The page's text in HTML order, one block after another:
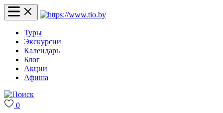
Туры
Экскурсии
Календарь
Блог
Акции
Афиша
0